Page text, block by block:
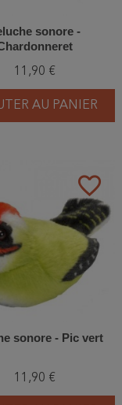
sonore -
11,90 €
AU PANIER
favorite_border
sonore - Pic vert
11,90 €